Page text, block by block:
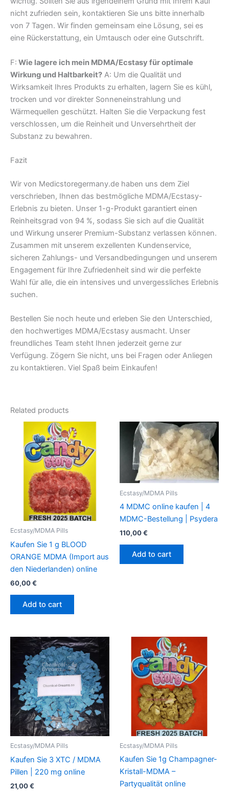
nicht zufrieden sein, kontaktieren Sie uns bitte innerhalb
von 7 Tagen. Wir finden gemeinsam eine Lösung, sei es
eine Rückerstattung, ein Umtausch oder eine Gutschrift.
F: Wie lagere ich mein MDMA/Ecstasy für optimale
Wirkung und Haltbarkeit? A: Um die Qualität und
Wirksamkeit Ihres Produkts zu erhalten, lagern Sie es kühl,
trocken und vor direkter Sonneneinstrahlung und
Wärmequellen geschützt. Halten Sie die Verpackung fest
verschlossen, um die Reinheit und Unversehrtheit der
Substanz zu bewahren.
Fazit
Wir von Medicstoregermany.de haben uns dem Ziel
verschrieben, Ihnen das bestmögliche MDMA/Ecstasy-
Erlebnis zu bieten. Unser 1-g-Produkt garantiert einen
Reinheitsgrad von 94 %, sodass Sie sich auf die Qualität
und Wirkung unserer Premium-Substanz verlassen können.
Zusammen mit unserem exzellenten Kundenservice,
sicheren Zahlungs- und Versandbedingungen und unserem
Engagement für Ihre Zufriedenheit sind wir die perfekte
Wahl für alle, die ein intensives und unvergessliches Erlebnis
suchen.
Bestellen Sie noch heute und erleben Sie den Unterschied,
den hochwertiges MDMA/Ecstasy ausmacht. Unser
freundliches Team steht Ihnen jederzeit gerne zur
Verfügung. Zögern Sie nicht, uns bei Fragen oder Anliegen
zu kontaktieren. Viel Spaß beim Einkaufen!
Related products
Ecstasy/MDMA Pills
Kaufen Sie 1 g BLOOD
ORANGE MDMA (Import aus
den Niederlanden) online
60,00€
Add to cart
Ecstasy/MDMA Pills
4 MDMC online kaufen | 4
MDMC-Bestellung | Psydera
110,00€
Add to cart
Ecstasy/MDMA Pills
Kaufen Sie 3 XTC / MDMA
Pillen | 220 mg online
21,00€
Ecstasy/MDMA Pills
Kaufen Sie 1g Champagner-
Kristall-MDMA –
Partyqualität online